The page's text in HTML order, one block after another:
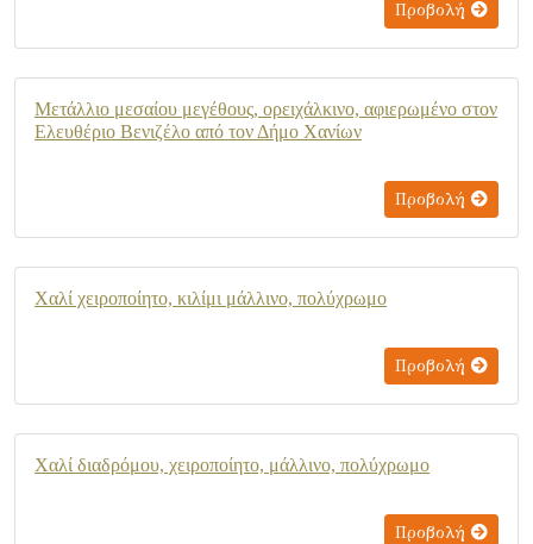
Προβολή
Μετάλλιο μεσαίου μεγέθους, ορειχάλκινο, αφιερωμένο στον
Ελευθέριο Βενιζέλο από τον Δήμο Χανίων
Προβολή
Χαλί χειροποίητο, κιλίμι μάλλινο, πολύχρωμο
Προβολή
Χαλί διαδρόμου, χειροποίητο, μάλλινο, πολύχρωμο
Προβολή